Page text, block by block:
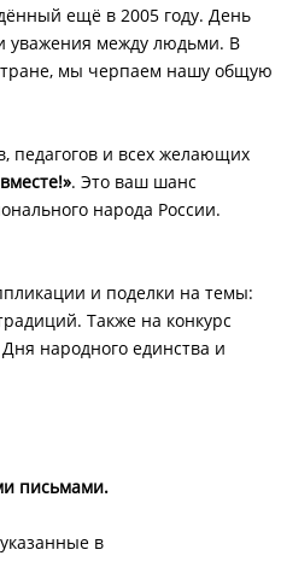
ещё в 2005 году. День
уважения между людьми. В
мы черпаем нашу общую
педагогов и всех желающих
. Это ваш шанс
народа России.
и поделки на темы:
Также на конкурс
народного единства и
письмами.
в